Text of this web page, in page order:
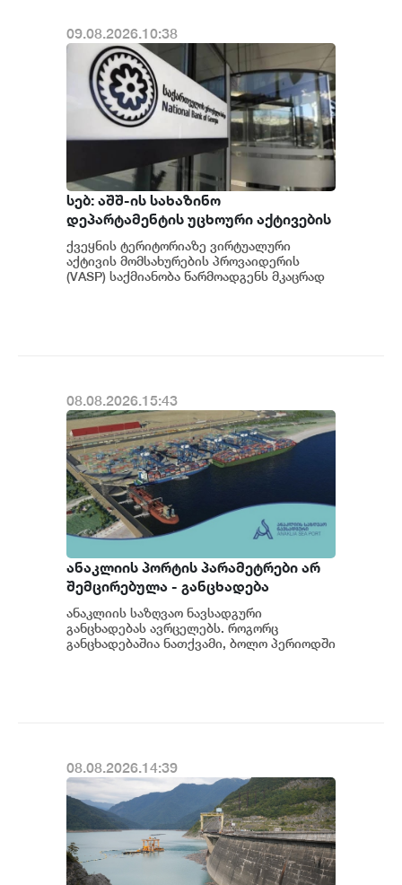
09.08.2026.10:38
სებ: აშშ-ის სახაზინო
დეპარტამენტის უცხოური აქტივების
კონტროლის ოფისის (OFAC) მიერ
სანქცირებული პირი არ
წარმოადგენს საქართველოს
ქვეყნის ტერიტორიაზე ვირტუალური
აქტივის მომსახურების პროვაიდერის
(VASP) საქმიანობა წარმოადგენს მკაცრად
08.08.2026.15:43
ანაკლიის პორტის პარამეტრები არ
შემცირებულა - განცხადება
ანაკლიის საზღვაო ნავსადგური
განცხადებას ავრცელებს. როგორც
განცხადებაშია ნათქვამი, ბოლო პერიოდში
08.08.2026.14:39